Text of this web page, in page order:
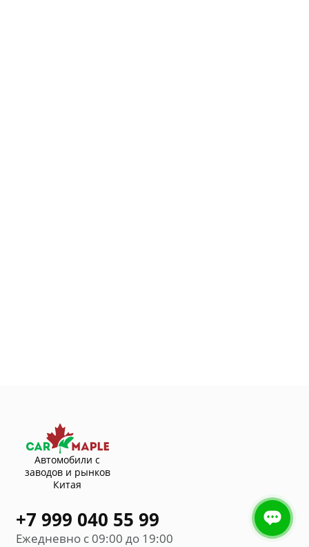
Автомобили с
заводов и рынков
Китая
+7 999 040 55 99
Ежедневно с 09:00 до 19:00